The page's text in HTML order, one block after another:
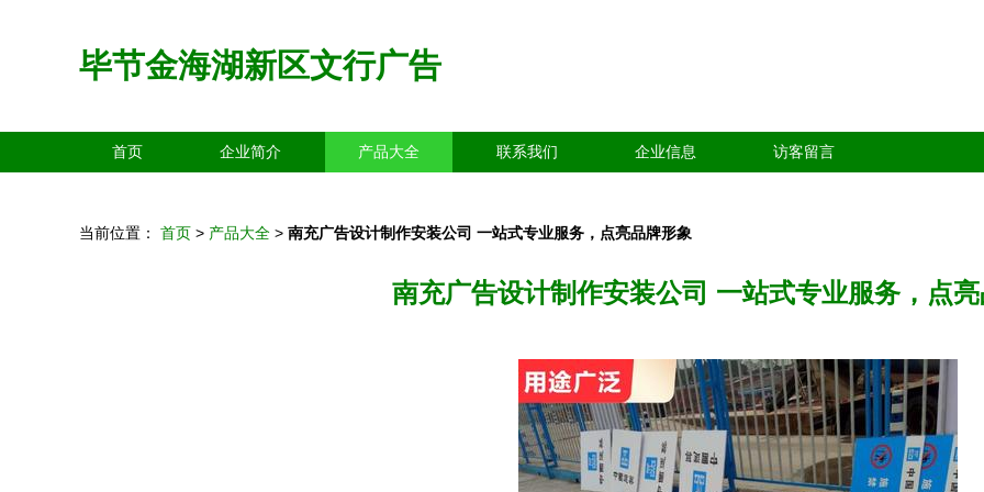
毕节金海湖新区文行广告
首页 企业简介 产品大全 联系我们 企业信息 访客留言
当前位置： 首页 > 产品大全 > 南充广告设计制作安装公司 一站式专业服务，点亮品牌形象
南充广告设计制作安装公司 一站式专业服务，点